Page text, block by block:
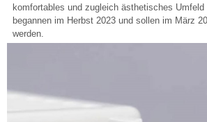
komfortables und zugleich ästhetisches
begannen im Herbst 2023 und sollen im März
werden.